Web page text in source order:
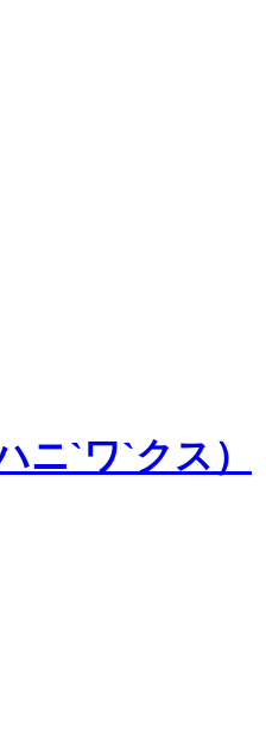
ニ`ワ`クス）